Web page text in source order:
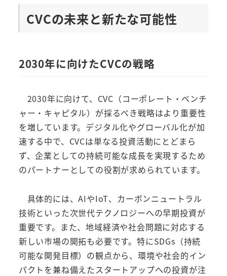
CVCの未来と新たな可能性
2030年に向けたCVCの戦略
2030年に向けて、CVC（コーポレート・ベンチ
ャー・キャピタル）が採るべき戦略はより重要性
を増しています。デジタル化やグローバル化が加
速する中で、CVCは単なる投資活動にとどまら
ず、企業としての持続可能な成長を実現するため
のパートナーとしての役割が求められています。
具体的には、AIやIoT、カーボンニュートラル
技術といった次世代テクノロジーへの早期投資が
重要です。また、地域経済や社会問題に対応する
新しい市場の開拓も必要です。特にSDGs（持続
可能な開発目標）の観点から、環境や社会的イン
パクトを兼ね備えたスタートアップへの投資が注